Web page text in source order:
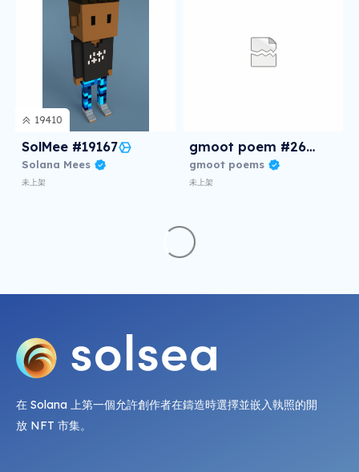
19410
SolMee #19167
Solana Mees
未上架
gmoot poem #2600
gmoot poems
未上架
在 Solana 上第一個允許創作者在鑄造時選擇並嵌入執照的開
放 NFT 市集。